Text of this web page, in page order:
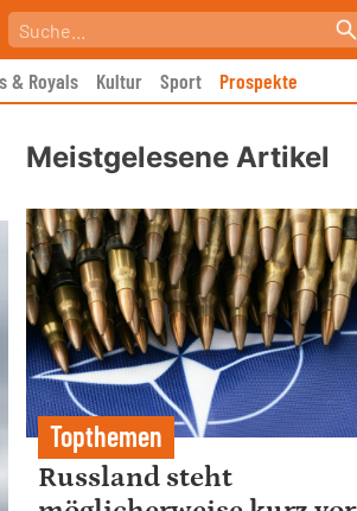
& Royals Kultur Sport Prospekte
Meistgelesene Artikel
Topthemen
Russland steht